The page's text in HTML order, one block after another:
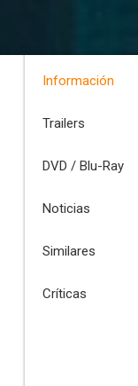
Información
Trailers
DVD / Blu-Ray
Noticias
Similares
Críticas